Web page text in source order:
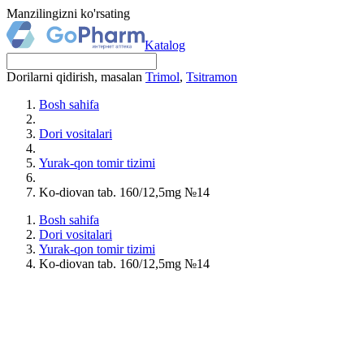
Manzilingizni ko'rsating
Katalog
Dorilarni qidirish, masalan Trimol, Tsitramon
Bosh sahifa
Dori vositalari
Yurak-qon tomir tizimi
Ko-diovan tab. 160/12,5mg №14
Bosh sahifa
Dori vositalari
Yurak-qon tomir tizimi
Ko-diovan tab. 160/12,5mg №14